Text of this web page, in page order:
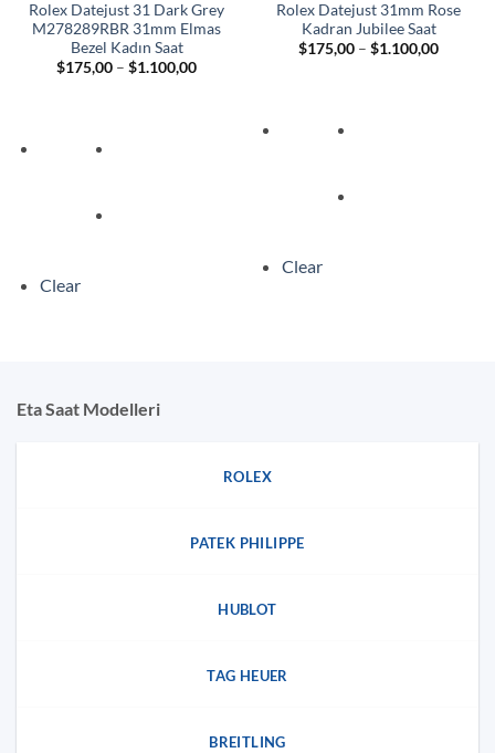
Rolex Datejust 31 Dark Grey
M278289RBR 31mm Elmas
Bezel Kadın Saat
$175,00 – $1.100,00Fiyat
$1.100,00
Clear
Rolex Datejust 31mm Rose
Kadran Jubilee Saat
$175,00 – $1.100,00Fiyat
Clear
Eta Saat Modelleri
ROLEX
PATEK PHILIPPE
HUBLOT
TAG HEUER
BREITLING